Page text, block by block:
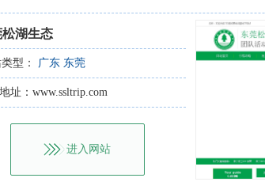
湖生态
型： 广东 东莞
址：www.ssltrip.com
进入网站